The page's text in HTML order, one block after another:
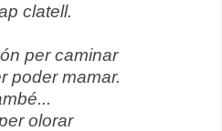
clatell.
per caminar
poder mamar.
olorar